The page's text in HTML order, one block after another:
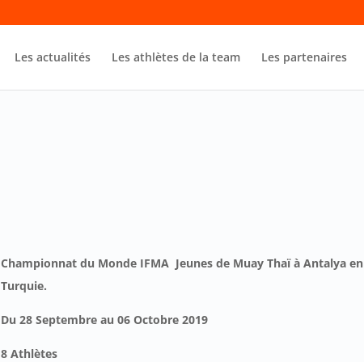
Les actualités Les athlètes de la team Les partenaires
Championnat du Monde IFMA Jeunes de Muay Thaï à Antalya en
Turquie.
Du 28 Septembre au 06 Octobre 2019
8 Athlètes